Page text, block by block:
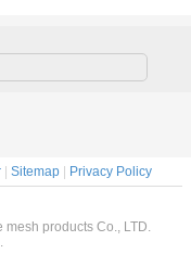
construction
| Sitemap| Privacy Policy
products Co., LTD.